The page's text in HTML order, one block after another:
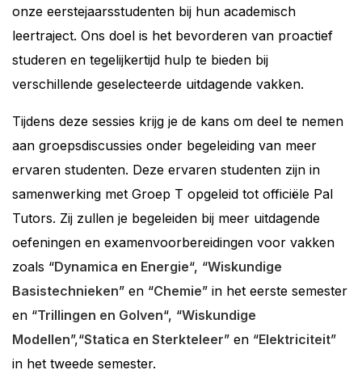
onze eerstejaarsstudenten bij hun academisch
leertraject. Ons doel is het bevorderen van proactief
studeren en tegelijkertijd hulp te bieden bij
verschillende geselecteerde uitdagende vakken.
Tijdens deze sessies krijg je de kans om deel te nemen
aan groepsdiscussies onder begeleiding van meer
ervaren studenten. Deze ervaren studenten zijn in
samenwerking met Groep T opgeleid tot officiële Pal
Tutors. Zij zullen je begeleiden bij meer uitdagende
oefeningen en examenvoorbereidingen voor vakken
zoals “Dynamica en Energie“, “Wiskundige
Basistechnieken” en “Chemie” in het eerste semester
en “Trillingen en Golven“, “Wiskundige
Modellen”,“Statica en Sterkteleer” en “Elektriciteit”
in het tweede semester.